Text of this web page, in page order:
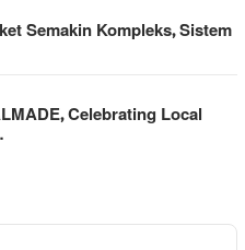
Semakin Kompleks, Sistem
Celebrating Local